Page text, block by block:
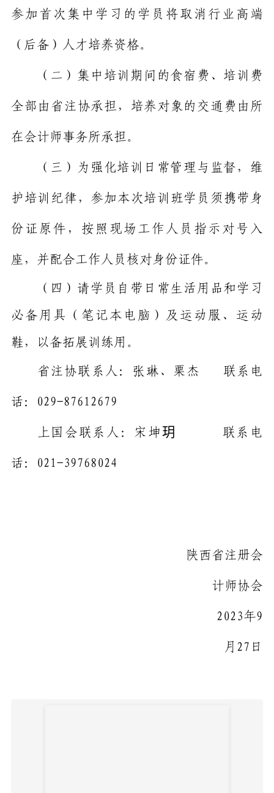
参加首次集中学习的学员将取消行业高端
（后备）人才培养资格。
（二）集中培训期间的食宿费、培训费
全部由省注协承担，培养对象的交通费由所
在会计师事务所承担。
（三）为强化培训日常管理与监督，维
护培训纪律，参加本次培训班学员须携带身
份证原件，按照现场工作人员指示对号入
座，并配合工作人员核对身份证件。
（四） 请学员自带日常生活用品和学习
必备用具（笔记本电脑）及运动服、运动
鞋，以备拓展训练用。
省注协联系人：张琳、栗杰 联系电
话： 029-87612679
上国会联系人：宋坤玥 联系电
话： 021-39768024
陕西省注册会
计师协会
2023年9
月 27 日